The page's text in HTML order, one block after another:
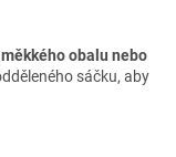
měkkého obalu nebo
sáčku, aby